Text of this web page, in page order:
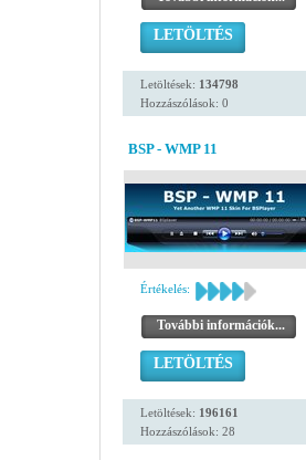
LETÖLTÉS
Letöltések: 134798
Hozzászólások: 0
BSP - WMP 11
Értékelés:
További információk...
LETÖLTÉS
Letöltések: 196161
Hozzászólások: 28